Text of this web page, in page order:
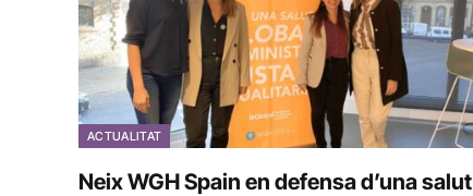
ACTUALITAT
Neix WGH Spain en defensa d’una salut